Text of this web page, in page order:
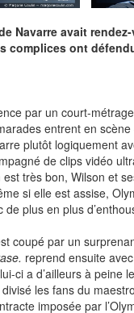
Navarre avait
complices ont
par un court-
entrent en
plutôt logiquement
de clips vidéo
très bon, Wilson et
si elle est assise,
plus en plus
coupé par un
reprend ensuite
ci a d’ailleurs à
les fans du
imposée par